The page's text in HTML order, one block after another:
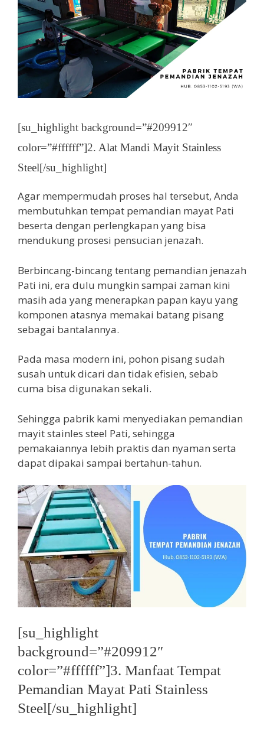
[su_highlight background=”#209912″
color=”#ffffff”]2. Alat Mandi Mayit Stainless
Steel[/su_highlight]
Agar mempermudah proses hal tersebut, Anda
membutuhkan tempat pemandian mayat Pati
beserta dengan perlengkapan yang bisa
mendukung prosesi pensucian jenazah.
Berbincang-bincang tentang pemandian jenazah
Pati ini, era dulu mungkin sampai zaman kini
masih ada yang menerapkan papan kayu yang
komponen atasnya memakai batang pisang
sebagai bantalannya.
Pada masa modern ini, pohon pisang sudah
susah untuk dicari dan tidak efisien, sebab
cuma bisa digunakan sekali.
Sehingga pabrik kami menyediakan pemandian
mayit stainles steel Pati, sehingga
pemakaiannya lebih praktis dan nyaman serta
dapat dipakai sampai bertahun-tahun.
[su_highlight
background=”#209912″
color=”#ffffff”]3. Manfaat Tempat
Pemandian Mayat Pati Stainless
Steel[/su_highlight]